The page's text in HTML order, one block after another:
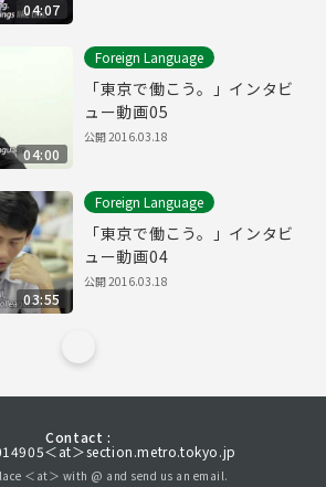
04:07
04:00
Foreign Language
「東京で働こう。」インタビ
ュー動画05
公開2016.03.18
03:55
Foreign Language
「東京で働こう。」インタビ
ュー動画04
公開2016.03.18
Contact :
＜at＞section.metro.tokyo.jp
＜at＞ with @ and send us an email.